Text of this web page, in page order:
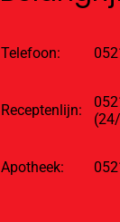
Telefoon:
Receptenlijn:
Apotheek: